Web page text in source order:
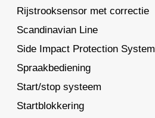
Rijstrooksensor met correctie
Scandinavian Line
Side Impact Protection System
Spraakbediening
Start/stop systeem
Startblokkering